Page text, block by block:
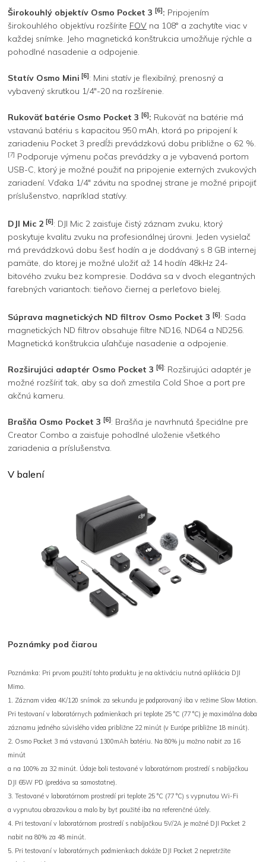
Širokouhlý objektív Osmo Pocket 3 [6]: Pripojením
širokouhlého objektívu rozšírite FOV na 108° a zachytíte viac v
každej snímke. Jeho magnetická konštrukcia umožňuje rýchle a
pohodlné nasadenie a odpojenie.
Statív Osmo Mini [6]: Mini statív je flexibilný, prenosný a
vybavený skrutkou 1/4″-20 na rozšírenie.
Rukoväť batérie Osmo Pocket 3 [6]: Rukoväť na batérie má
vstavanú batériu s kapacitou 950 mAh, ktorá po pripojení k
zariadeniu Pocket 3 predĺži prevádzkovú dobu približne o 62 %.
[7] Podporuje výmenu počas prevádzky a je vybavená portom
USB-C, ktorý je možné použiť na pripojenie externých zvukových
zariadení. Vďaka 1/4″ závitu na spodnej strane je možné pripojiť
príslušenstvo, napríklad statívy.
DJI Mic 2 [6]: DJI Mic 2 zaisťuje čistý záznam zvuku, ktorý
poskytuje kvalitu zvuku na profesionálnej úrovni. Jeden vysielač
má prevádzkovú dobu šesť hodín a je dodávaný s 8 GB internej
pamäte, do ktorej je možné uložiť až 14 hodín 48kHz 24-
bitového zvuku bez kompresie. Dodáva sa v dvoch elegantných
farebných variantoch: tieňovo čiernej a perleťovo bielej.
Súprava magnetických ND filtrov Osmo Pocket 3 [6]: Sada
magnetických ND filtrov obsahuje filtre ND16, ND64 a ND256.
Magnetická konštrukcia uľahčuje nasadenie a odpojenie.
Rozširujúci adaptér Osmo Pocket 3 [6]: Rozširujúci adaptér je
možné rozšíriť tak, aby sa doň zmestila Cold Shoe a port pre
akčnú kameru.
Brašňa Osmo Pocket 3 [6]: Brašňa je navrhnutá špeciálne pre
Creator Combo a zaisťuje pohodlné uloženie všetkého
zariadenia a príslušenstva.
V balení
Poznámky pod čiarou
Poznámka: Pri prvom použití tohto produktu je na aktiváciu nutná aplikácia DJI
Mimo.
1. Záznam videa 4K/120 snímok za sekundu je podporovaný iba v režime Slow Motion.
Pri testovaní v laboratórnych podmienkach pri teplote 25 °C (77 °C) je maximálna doba
záznamu jedného súvislého videa približne 22 minút (v Európe približne 18 minút).
2. Osmo Pocket 3 má vstavanú 1300mAh batériu. Na 80% ju možno nabiť za 16
minút
a na 100% za 32 minút. Údaje boli testované v laboratórnom prostredí s nabíjačkou
DJI 65W PD (predáva sa samostatne).
3. Testované v laboratórnom prostredí pri teplote 25 °C (77 °C) s vypnutou Wi-Fi
a vypnutou obrazovkou a malo by byť použité iba na referenčné účely.
4. Pri testovaní v laboratórnom prostredí s nabíjačkou 5V/2A je možné DJI Pocket 2
nabiť na 80% za 48 minút.
5. Pri testovaní v laboratórnych podmienkach dokáže DJI Pocket 2 nepretržite